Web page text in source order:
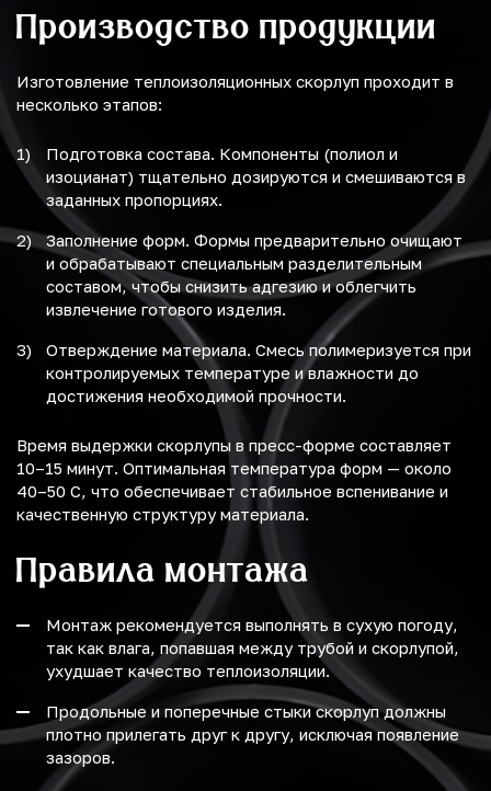
Производство продукции
Изготовление теплоизоляционных скорлуп проходит в
несколько этапов:
Подготовка состава. Компоненты (полиол и
изоцианат) тщательно дозируются и смешиваются в
заданных пропорциях.
Заполнение форм. Формы предварительно очищают
и обрабатывают специальным разделительным
составом, чтобы снизить адгезию и облегчить
извлечение готового изделия.
Отверждение материала. Смесь полимеризуется при
контролируемых температуре и влажности до
достижения необходимой прочности.
Время выдержки скорлупы в пресс-форме составляет
10–15 минут. Оптимальная температура форм — около
40–50 C, что обеспечивает стабильное вспенивание и
качественную структуру материала.
Правила монтажа
Монтаж рекомендуется выполнять в сухую погоду,
так как влага, попавшая между трубой и скорлупой,
ухудшает качество теплоизоляции.
Продольные и поперечные стыки скорлуп должны
плотно прилегать друг к другу, исключая появление
зазоров.